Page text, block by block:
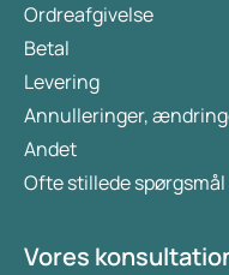
Ordreafgivelse
Betal
Levering
Annulleringer,
Andet
Ofte stillede spørgsmål
Vores